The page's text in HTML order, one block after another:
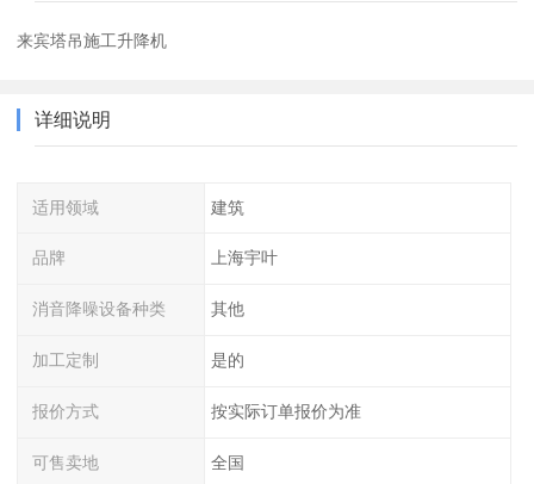
来宾塔吊施工升降机
详细说明
适用领域 建筑
品牌 上海宇叶
消音降噪设备种类 其他
加工定制 是的
报价方式 按实际订单报价为准
可售卖地 全国